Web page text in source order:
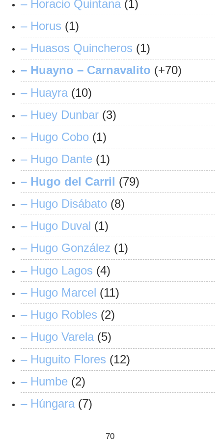
– Horacio Quintana (1)
– Horus (1)
– Huasos Quincheros (1)
– Huayno – Carnavalito (+70)
– Huayra (10)
– Huey Dunbar (3)
– Hugo Cobo (1)
– Hugo Dante (1)
– Hugo del Carril (79)
– Hugo Disábato (8)
– Hugo Duval (1)
– Hugo González (1)
– Hugo Lagos (4)
– Hugo Marcel (11)
– Hugo Robles (2)
– Hugo Varela (5)
– Huguito Flores (12)
– Humbe (2)
– Húngara (7)
70